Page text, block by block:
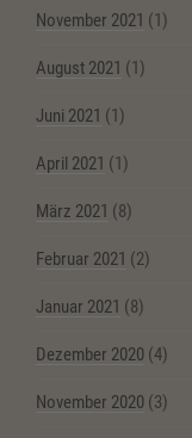
November 2021 (1)
August 2021 (1)
Juni 2021 (1)
April 2021 (1)
März 2021 (8)
Februar 2021 (2)
Januar 2021 (8)
Dezember 2020 (4)
November 2020 (3)